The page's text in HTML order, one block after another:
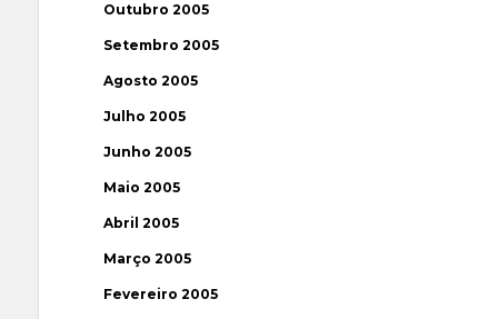
Outubro 2005
Setembro 2005
Agosto 2005
Julho 2005
Junho 2005
Maio 2005
Abril 2005
Março 2005
Fevereiro 2005